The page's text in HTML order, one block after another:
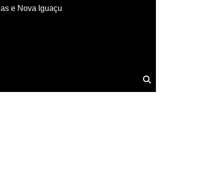
e Nova Iguaçu